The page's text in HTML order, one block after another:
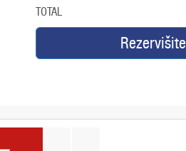
TOTAL
Rezervišite